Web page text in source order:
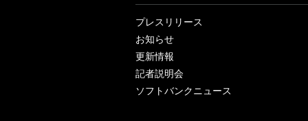
プレスリリース
お知らせ
更新情報
記者説明会
ソフトバンクニュース